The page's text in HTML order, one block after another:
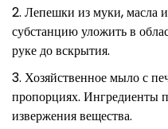
Лепешки из муки, масла и
субстанцию уложить в
руке до вскрытия.
Хозяйственное мыло с
пропорциях. Ингредиенты
извержения вещества.